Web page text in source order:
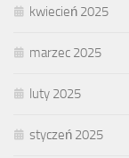
kwiecień 2025
marzec 2025
luty 2025
styczeń 2025